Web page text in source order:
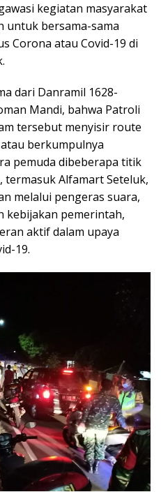
kegiatan masyarakat
untuk bersama-sama
Corona atau Covid-19 di
dari Danramil 1628-
Mandi, bahwa Patroli
tersebut menyisir route
berkumpulnya
pemuda dibeberapa titik
termasuk Alfamart Seteluk,
melalui pengeras suara,
kebijakan pemerintah,
aktif dalam upaya
19.